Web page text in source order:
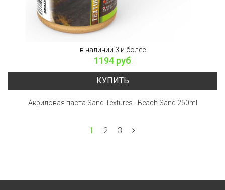
в наличии 3 и более
1194 руб
КУПИТЬ
Акриловая паста Sand Textures - Beach Sand 250ml
1 2 3